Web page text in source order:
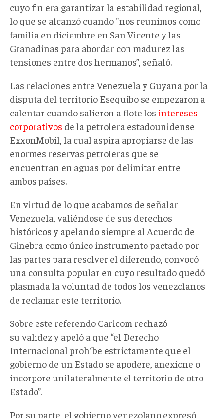
cuyo fin era garantizar la estabilidad regional,
lo que se alcanzó cuando "nos reunimos como
familia en diciembre en San Vicente y las
Granadinas para abordar con madurez las
tensiones entre dos hermanos”, señaló.
Las relaciones entre Venezuela y Guyana por la
disputa del territorio Esequibo se empezaron a
calentar cuando salieron a flote los intereses
corporativos de la petrolera estadounidense
ExxonMobil, la cual aspira apropiarse de las
enormes reservas petroleras que se
encuentran en aguas por delimitar entre
ambos países.
En virtud de lo que acabamos de señalar
Venezuela, valiéndose de sus derechos
históricos y apelando siempre al Acuerdo de
Ginebra como único instrumento pactado por
las partes para resolver el diferendo, convocó
una consulta popular en cuyo resultado quedó
plasmada la voluntad de todos los venezolanos
de reclamar este territorio.
Sobre este referendo Caricom rechazó
su validez y apeló a que “el Derecho
Internacional prohíbe estrictamente que el
gobierno de un Estado se apodere, anexione o
incorpore unilateralmente el territorio de otro
Estado”.
Por su parte, el gobierno venezolano expresó